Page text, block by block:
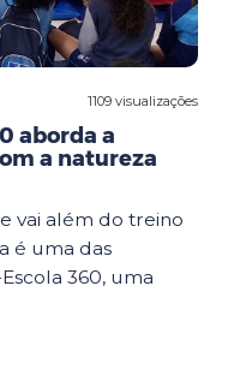
1109 visualizações
aborda a
a natureza
vai além do treino
é uma das
360, uma